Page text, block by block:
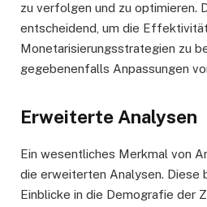
zu verfolgen und zu optimieren.
entscheidend, um die
Monetarisierungsstrategien zu
gegebenenfalls Anpassungen
Erweiterte Analysen
Ein wesentliches Merkmal von
die erweiterten Analysen. Diese
Einblicke in die Demografie der